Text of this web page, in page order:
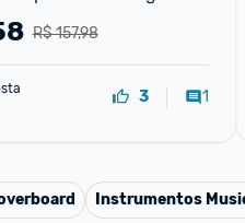
R$ 157,98
3 1
Instrumentos